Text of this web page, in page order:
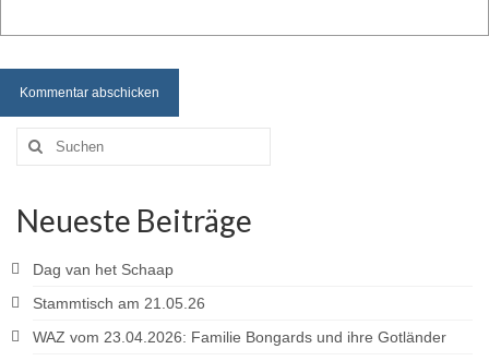
Suchen
nach:
Neueste Beiträge
Dag van het Schaap
Stammtisch am 21.05.26
WAZ vom 23.04.2026: Familie Bongards und ihre Gotländer